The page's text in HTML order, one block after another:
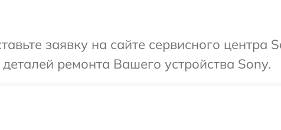
заявку на сайте сервисного
ремонта Вашего устройства Sony.